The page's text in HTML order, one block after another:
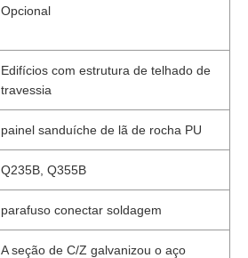
Opcional
Edifícios com estrutura de telhado de
travessia
painel sanduíche de lã de rocha PU
Q235B, Q355B
parafuso conectar soldagem
A seção de C/Z galvanizou o aço